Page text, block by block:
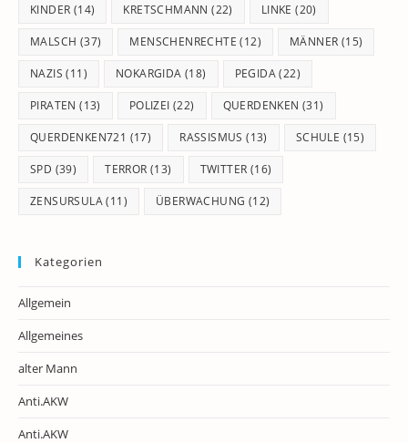
KINDER (14) KRETSCHMANN (22) LINKE (20)
MALSCH (37) MENSCHENRECHTE (12) MÄNNER (15)
NAZIS (11) NOKARGIDA (18) PEGIDA(22)
PIRATEN (13) POLIZEI (22) QUERDENKEN (31)
QUERDENKEN721 (17) RASSISMUS (13) SCHULE (15)
SPD (39) TERROR (13) TWITTER (16)
ZENSURSULA(11) ÜBERWACHUNG (12)
Kategorien
Allgemein
Allgemeines
alter Mann
Anti.AKW
Anti.AKW